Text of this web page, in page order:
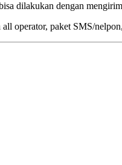
dilakukan dengan
operator, paket SMS/